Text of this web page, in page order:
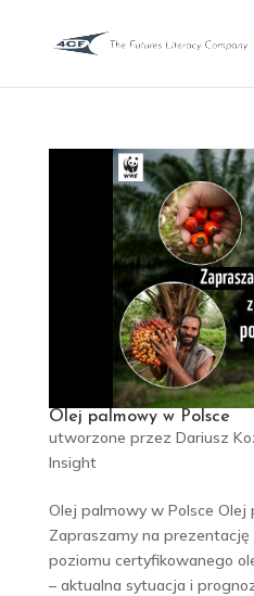
Olej palmowy w Polsce
utworzone przez Dariusz
Insight
Olej palmowy w Polsce Olej
Zapraszamy na
poziomu certyfikowanego
– aktualna sytuacja i